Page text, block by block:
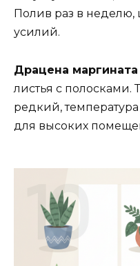
Полив раз в
усилий.
Драцена маргината
листья с полосками.
редкий,
для высоких